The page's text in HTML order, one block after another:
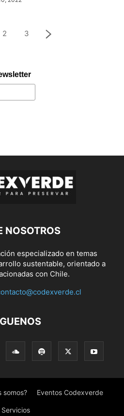
2 3
NOSOTROS
especializado en temas
sustentable, orientado a
con Chile.
somos? Eventos Codexverde
Servicios